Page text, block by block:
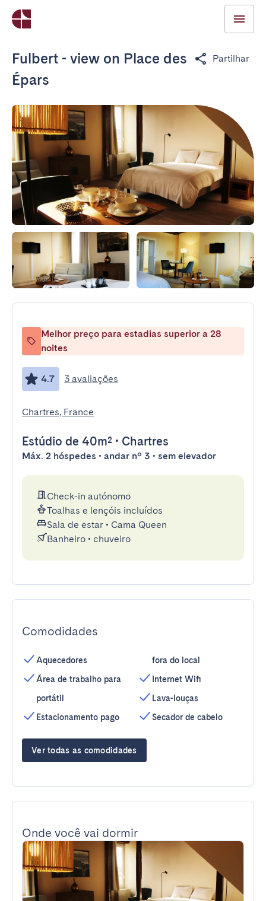
Fulbert - view on Place des
Épars
Partilhar
Melhor preço para estadias superior a 28
noites
4.7 3 avaliações
Chartres, France
Estúdio de 40m² • Chartres
Máx. 2 hóspedes • andar nº 3 • sem elevador
Check-in autónomo
Toalhas e lençóis incluídos
Sala de estar • Cama Queen
Banheiro • chuveiro
Comodidades
Aquecedores
Área de trabalho para
portátil
Estacionamento pago
fora do local
Internet Wifi
Lava-louças
Secador de cabelo
Ver todas as comodidades
Onde você vai dormir